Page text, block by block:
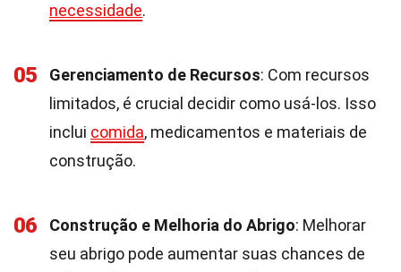
necessidade.
05 Gerenciamento de Recursos: Com recursos
limitados, é crucial decidir como usá-los. Isso
inclui comida, medicamentos e materiais de
construção.
06 Construção e Melhoria do Abrigo: Melhorar
seu abrigo pode aumentar suas chances de